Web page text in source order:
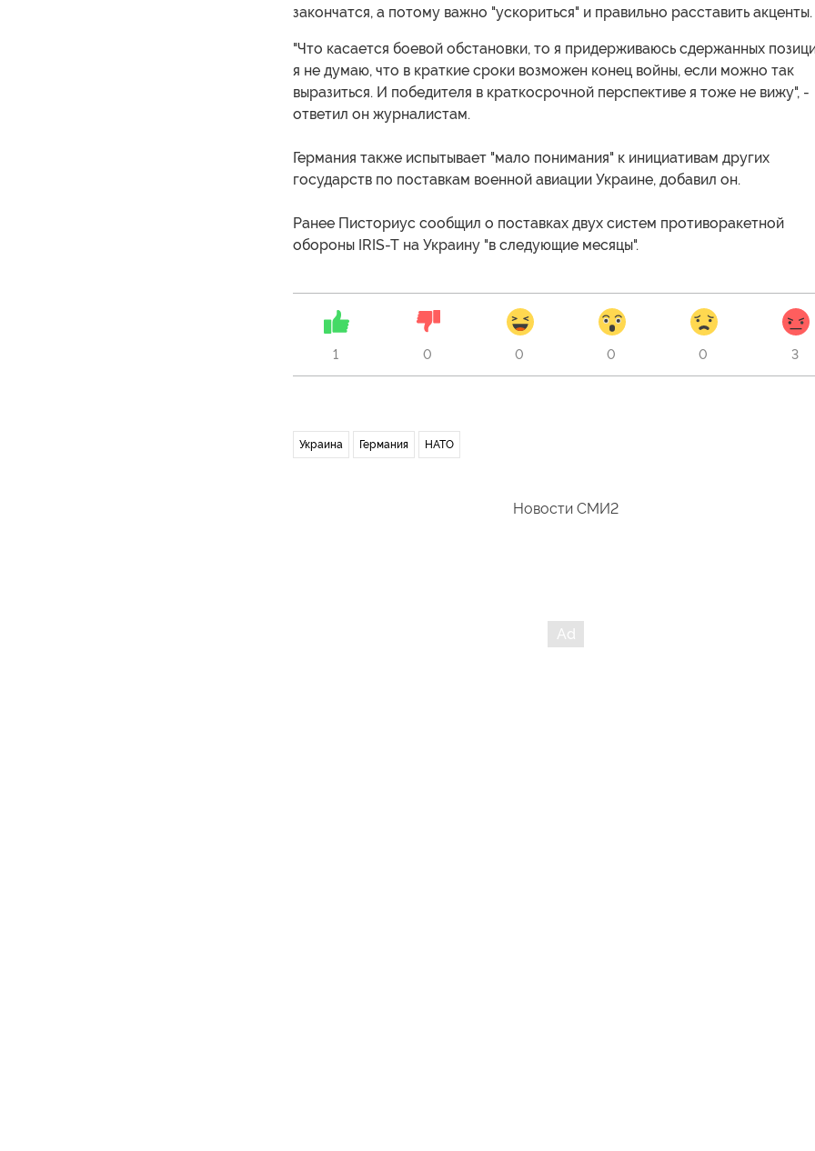
закончатся, а потому важно "ускориться" и правильно расставить акценты.
"Что касается боевой обстановки, то я придерживаюсь сдержанных
я не думаю, что в краткие сроки возможен конец войны, если можно так
выразиться. И победителя в краткосрочной перспективе я тоже не вижу", -
ответил он журналистам.
Германия также испытывает "мало понимания" к инициативам других
государств по поставкам военной авиации Украине, добавил он.
Ранее Писториус сообщил о поставках двух систем противоракетной
обороны IRIS-T на Украину "в следующие месяцы".
1 0 0 0 0 3
Украина Германия НАТО
Новости СМИ2